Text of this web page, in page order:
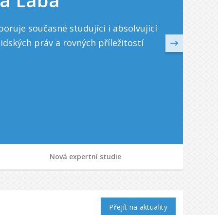
současné studující i absolvující
práv a rovných příležitostí
Nová expertní studie
Přejít na aktuality